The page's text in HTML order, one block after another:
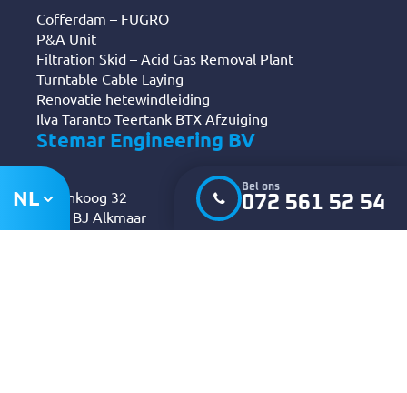
NL Bel ons
072 561 52 54
Cofferdam – FUGRO
P&A Unit
Filtration Skid – Acid Gas Removal Plant
Turntable Cable Laying
Renovatie hetewindleiding
Ilva Taranto Teertank BTX Afzuiging
Stemar Engineering BV
Berenkoog 32
1822 BJ Alkmaar